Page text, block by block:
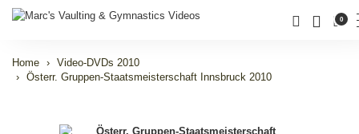
0
Home
Video-DVDs 2010
Österr. Gruppen-Staatsmeisterschaft Innsbruck 2010